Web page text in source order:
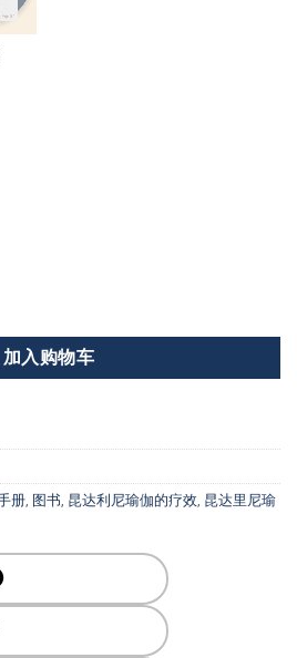
加入购物车
册 图书 昆达利尼瑜伽的疗效 昆达里尼瑜